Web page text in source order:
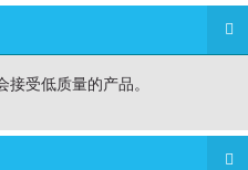
受低质量的产品。